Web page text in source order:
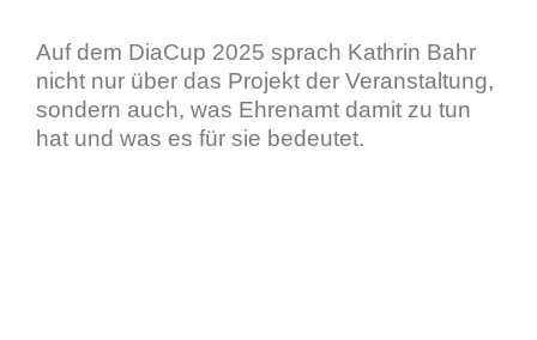
Auf dem DiaCup 2025 sprach Kathrin Bahr
nicht nur über das Projekt der Veranstaltung,
sondern auch, was Ehrenamt damit zu tun
hat und was es für sie bedeutet.